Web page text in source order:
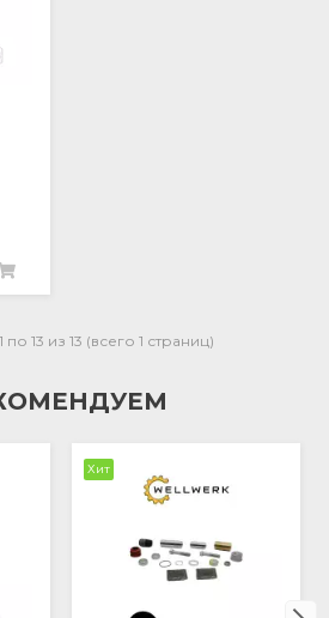
13 из 13 (всего 1 страниц)
Хит